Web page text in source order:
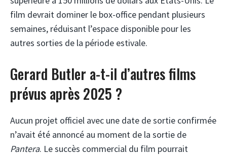
film devrait dominer le box-office pendant plusieurs
semaines, réduisant l’espace disponible pour les
autres sorties de la période estivale.
Gerard Butler a-t-il d’autres films
prévus après 2025 ?
Aucun projet officiel avec une date de sortie confirmée
n’avait été annoncé au moment de la sortie de
Pantera. Le succès commercial du film pourrait